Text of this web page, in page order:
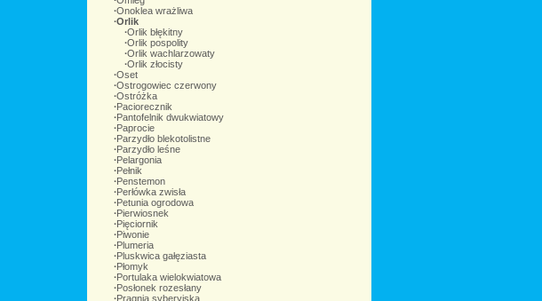
∙Onoklea wrażliwa
∙Orlik
∙Orlik błękitny
∙Orlik pospolity
∙Orlik wachlarzowaty
∙Orlik złocisty
∙Oset
∙Ostrogowiec czerwony
∙Ostróżka
∙Paciorecznik
∙Pantofelnik dwukwiatowy
∙Paprocie
∙Parzydło blekotolistne
∙Parzydło leśne
∙Pelargonia
∙Pełnik
∙Penstemon
∙Perłówka zwisła
∙Petunia ogrodowa
∙Pierwiosnek
∙Pięciornik
∙Piwonie
∙Plumeria
∙Pluskwica gałęziasta
∙Płomyk
∙Portulaka wielokwiatowa
∙Posłonek rozesłany
∙Pragnia syberyjska